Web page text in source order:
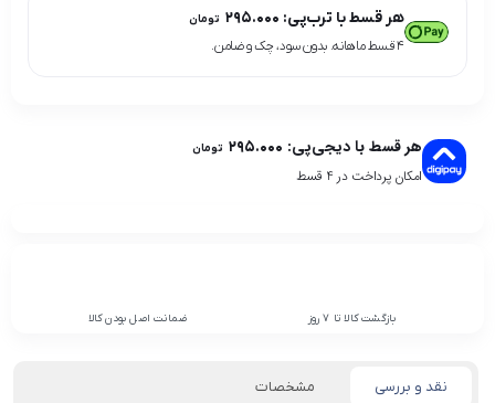
هر قسط با ترب‌پی: ۲۹۵.۰۰۰ تومان
۴ قسط ماهانه. بدون سود، چک و ضامن.
هر قسط با دیجی‌پی: ۲۹۵.۰۰۰ تومان
امکان پرداخت در 4 قسط
بازگشت کالا تا 7 روز ضمانت اصل بودن کالا
نقد و بررسی مشخصات